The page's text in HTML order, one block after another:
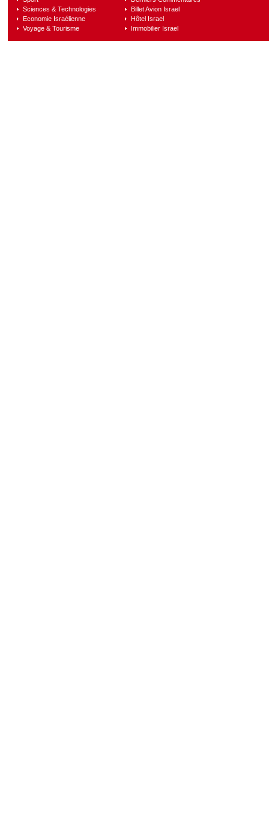
Sciences & Technologies
Economie Israélienne
Voyage & Tourisme
Billet Avion Israel
Hôtel Israel
Immobilier Israel